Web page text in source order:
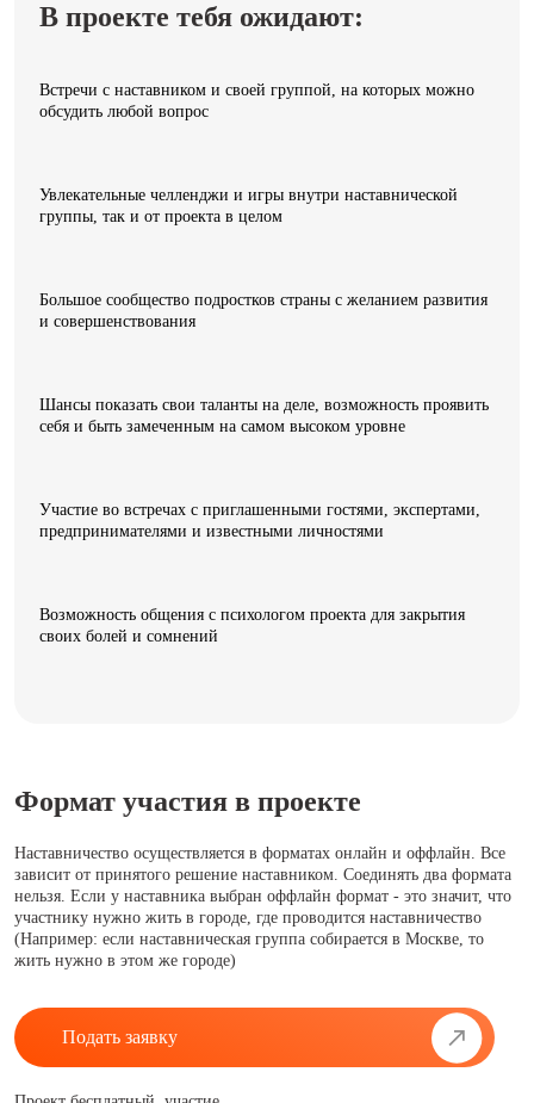
В проекте тебя ожидают:
Встречи с наставником и своей группой, на которых можно
обсудить любой вопрос
Увлекательные челленджи и игры внутри наставнической
группы, так и от проекта в целом
Большое сообщество подростков страны с желанием развития
и совершенствования
Шансы показать свои таланты на деле, возможность проявить
себя и быть замеченным на самом высоком уровне
Участие во встречах с приглашенными гостями, экспертами,
предпринимателями и известными личностями
Возможность общения с психологом проекта для закрытия
своих болей и сомнений
Формат участия в проекте
Наставничество осуществляется в форматах онлайн и оффлайн. Все
зависит от принятого решение наставником. Соединять два формата
нельзя. Если у наставника выбран оффлайн формат - это значит, что
участнику нужно жить в городе, где проводится наставничество
(Например: если наставническая группа собирается в Москве, то
жить нужно в этом же городе)
Подать заявку